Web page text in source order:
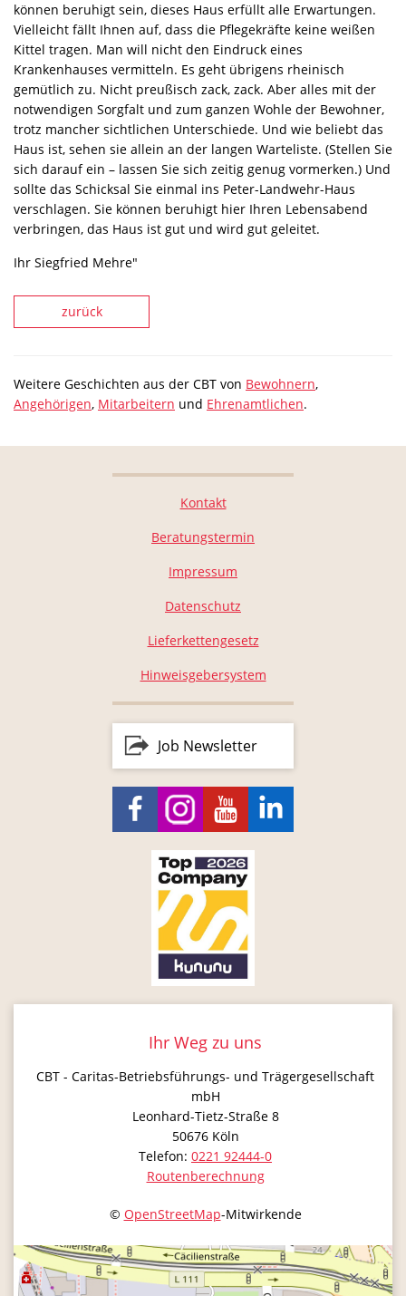
können beruhigt sein, dieses Haus erfüllt alle Erwartungen.
Vielleicht fällt Ihnen auf, dass die Pflegekräfte keine weißen
Kittel tragen. Man will nicht den Eindruck eines
Krankenhauses vermitteln. Es geht übrigens rheinisch
gemütlich zu. Nicht preußisch zack, zack. Aber alles mit der
notwendigen Sorgfalt und zum ganzen Wohle der Bewohner,
trotz mancher sichtlichen Unterschiede. Und wie beliebt das
Haus ist, sehen sie allein an der langen Warteliste. (Stellen Sie
sich darauf ein – lassen Sie sich zeitig genug vormerken.) Und
sollte das Schicksal Sie einmal ins Peter-Landwehr-Haus
verschlagen. Sie können beruhigt hier Ihren Lebensabend
verbringen, das Haus ist gut und wird gut geleitet.
Ihr Siegfried Mehre"
zurück
Weitere Geschichten aus der CBT von Bewohnern,
Angehörigen, Mitarbeitern und Ehrenamtlichen.
Kontakt
Beratungstermin
Impressum
Datenschutz
Lieferkettengesetz
Hinweisgebersystem
Job Newsletter
Ihr Weg zu uns
CBT - Caritas-Betriebsführungs- und Trägergesellschaft
mbH
Leonhard-Tietz-Straße 8
50676 Köln
Telefon: 0221 92444-0
Routenberechnung
© OpenStreetMap-Mitwirkende